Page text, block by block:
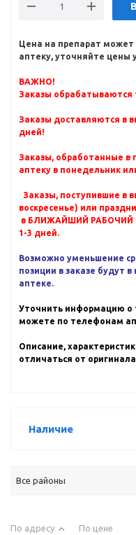
Цена на препарат может
аптеку, уточняйте цены
ВАЖНО!
Заказы обрабатываются
Заказы доставляются в
дней!
Заказы, обработанные в
аптеку в понедельник
Заказы, поступившие в
воскресенье) или
в БЛИЖАЙШИЙ РАБОЧИЙ
1-3 дней.
Возможно уменьшение
позиции в заказе будут
аптеке.
Уточнить информацию о
можете по телефонам
Описание,
отличаться от
Наличие
Все районы
По адресу По цене